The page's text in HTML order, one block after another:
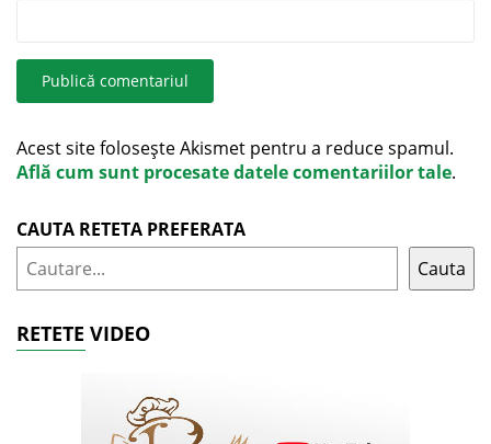
Acest site folosește Akismet pentru a reduce spamul.
Află cum sunt procesate datele comentariilor tale.
CAUTA RETETA PREFERATA
Cauta
RETETE VIDEO